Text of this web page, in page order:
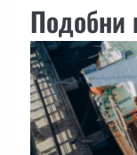
Подобни